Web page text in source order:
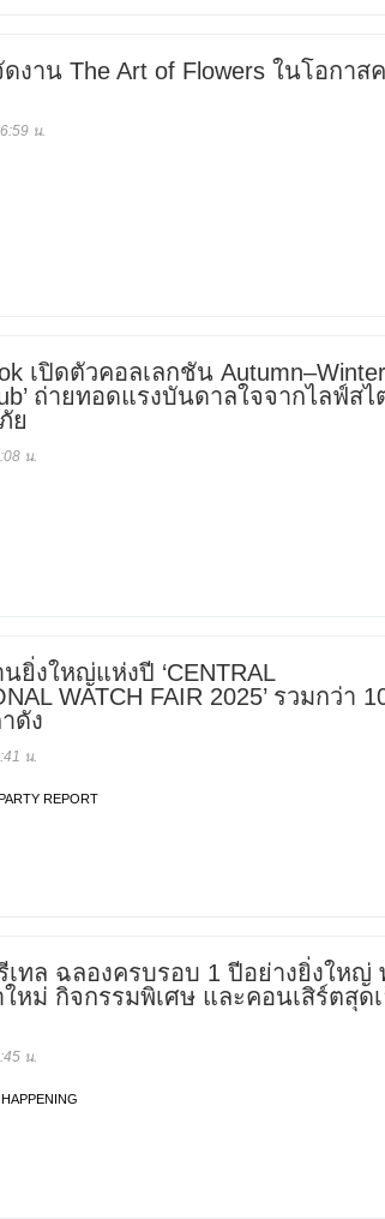
งาน The Art of Flowers ในโอกาส
น.
เปิดตัวคอลเลกชัน
ถ่ายทอดแรงบันดาลใจจากไลฟ์สไ
ย
น.
ยิ่งใหญ่แห่งปี ‘CENTRAL
WATCH FAIR 2025’ รวมกว่า
ดัง
น.
REPORT
เทล ฉลองครบรอบ 1 ปีอย่างยิ่งใหญ่
หม่ กิจกรรมพิเศษ และคอนเสิร์ตสุด
น.